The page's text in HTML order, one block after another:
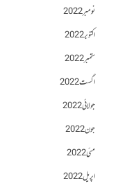
نومبر 2022
اکتوبر 2022
ستمبر 2022
اگست 2022
جولائی 2022
جون 2022
مئی 2022
اپریل 2022